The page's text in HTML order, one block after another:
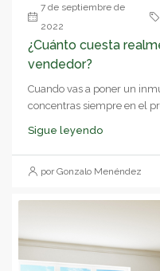
7 de septiembre de
2022
¿Cuánto cuesta
vendedor?
Cuando vas a poner un
concentras siempre en el
Sigue leyendo
por Gonzalo Menéndez